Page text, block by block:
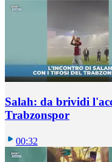
Salah: da brividi
Trabzonspor
00:32